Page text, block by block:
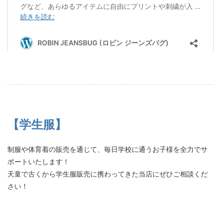
【学生服】
制服や体育着の販売を通じて、毎日学校に通うお子様を全力でサ
ポートいたします！
天童で古くから学生服販売に携わってきた当店にぜひご相談くだ
さい！